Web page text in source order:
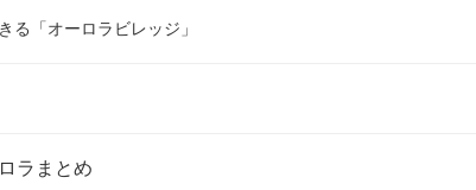
る「オーロラビレッジ」
ラまとめ